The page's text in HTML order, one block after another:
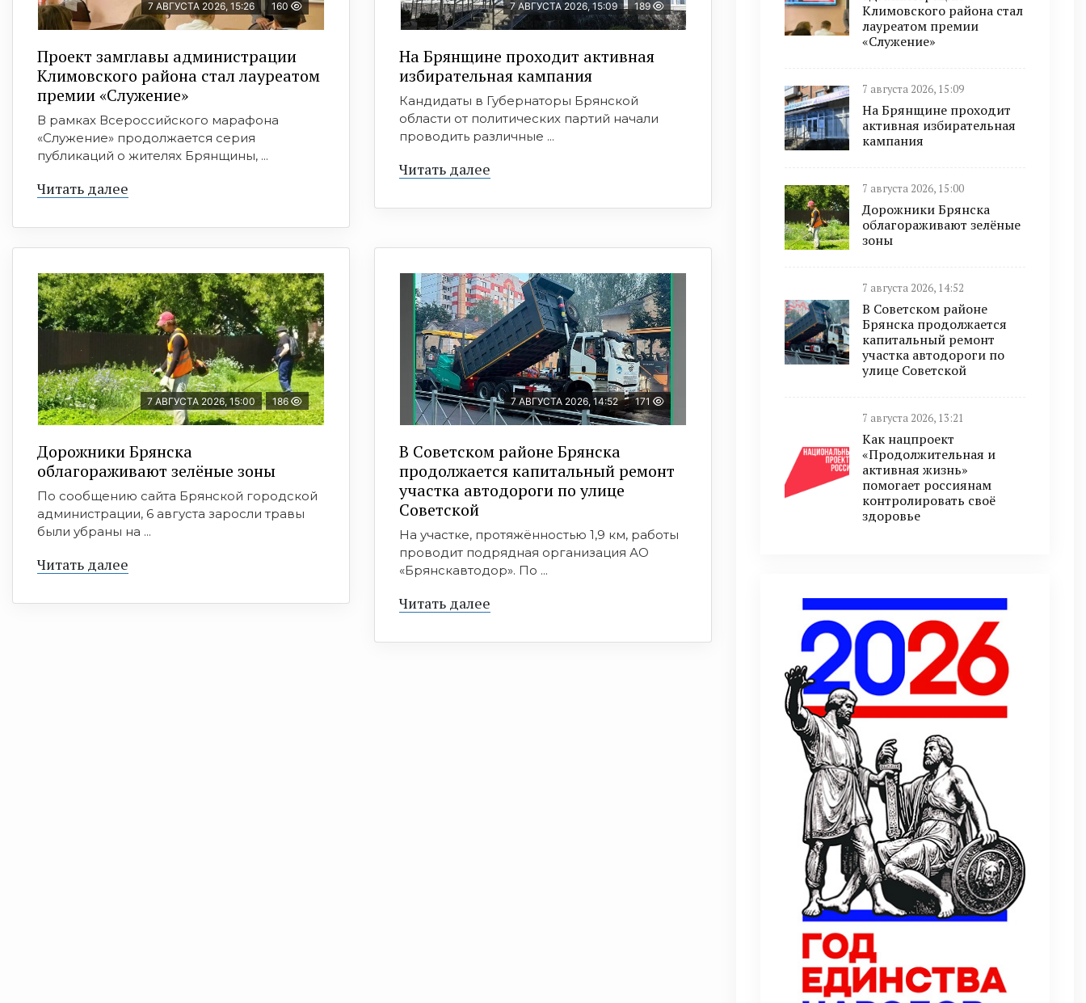
7 АВГУСТА 2026, 15:26 160
Проект замглавы администрации
Климовского района стал лауреатом
премии «Служение»
В рамках Всероссийского марафона
«Служение» продолжается серия
публикаций о жителях Брянщины, ...
Читать далее
7 АВГУСТА 2026, 15:09 189
На Брянщине проходит активная
избирательная кампания
Кандидаты в Губернаторы Брянской
области от политических партий начали
проводить различные ...
Читать далее
7 АВГУСТА 2026, 15:00 186
Дорожники Брянска
облагораживают зелёные зоны
По сообщению сайта Брянской городской
администрации, 6 августа заросли травы
были убраны на ...
Читать далее
7 АВГУСТА 2026, 14:52 171
В Советском районе Брянска
продолжается капитальный ремонт
участка автодороги по улице
Советской
На участке, протяжённостью 1,9 км, работы
проводит подрядная организация АО
«Брянскавтодор». По ...
Читать далее
Климовского района стал
лауреатом премии
«Служение»
7 августа 2026, 15:09
На Брянщине проходит
активная избирательная
кампания
7 августа 2026, 15:00
Дорожники Брянска
облагораживают зелёные
зоны
7 августа 2026, 14:52
В Советском районе
Брянска продолжается
капитальный ремонт
участка автодороги по
улице Советской
7 августа 2026, 13:21
Как нацпроект
«Продолжительная и
активная жизнь»
помогает россиянам
контролировать своё
здоровье